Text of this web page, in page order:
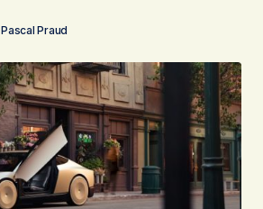
Pascal Praud